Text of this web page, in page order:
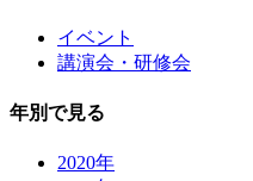
イベント
講演会・研修会
年別で見る
2020年